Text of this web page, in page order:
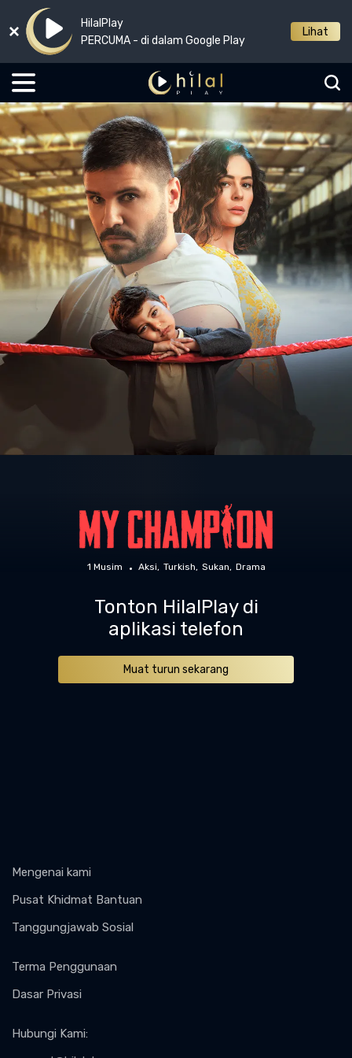
HilalPlay
PERCUMA - di dalam Google Play
Lihat
1 Musim Aksi Turkish Sukan Drama
Tonton HilalPlay di
aplikasi telefon
Muat turun sekarang
Mengenai kami
Pusat Khidmat Bantuan
Tanggungjawab Sosial
Terma Penggunaan
Dasar Privasi
Hubungi Kami: